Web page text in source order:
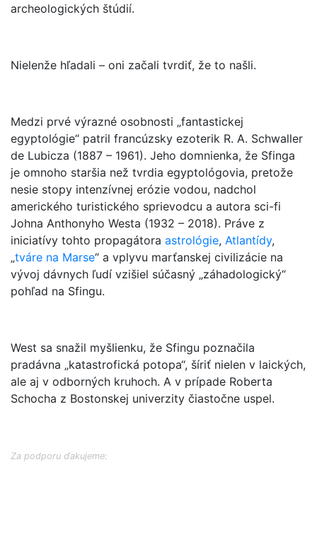
archeologických štúdií.
Nielenže hľadali – oni začali tvrdiť, že to našli.
Medzi prvé výrazné osobnosti „fantastickej
egyptológie“ patril francúzsky ezoterik R. A. Schwaller
de Lubicza (1887 – 1961). Jeho domnienka, že Sfinga
je omnoho staršia než tvrdia egyptológovia, pretože
nesie stopy intenzívnej erózie vodou, nadchol
amerického turistického sprievodcu a autora sci-fi
Johna Anthonyho Westa (1932 – 2018). Práve z
iniciatívy tohto propagátora astrológie, Atlantídy,
„tváre na Marse“ a vplyvu marťanskej civilizácie na
vývoj dávnych ľudí vzišiel súčasný „záhadologický“
pohľad na Sfingu.
West sa snažil myšlienku, že Sfingu poznačila
pradávna „katastrofická potopa“, šíriť nielen v laických,
ale aj v odborných kruhoch. A v prípade Roberta
Schocha z Bostonskej univerzity čiastočne uspel.
Za podporu ďakujeme: